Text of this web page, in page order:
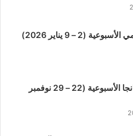
(2 – 9 يناير 2026)
نشرة أخبار المانجا الأسبوعية (22 – 29 نوفمبر